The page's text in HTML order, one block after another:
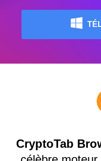
CryptoTab